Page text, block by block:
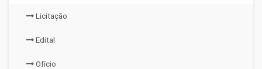
Licitação
Edital
Ofício